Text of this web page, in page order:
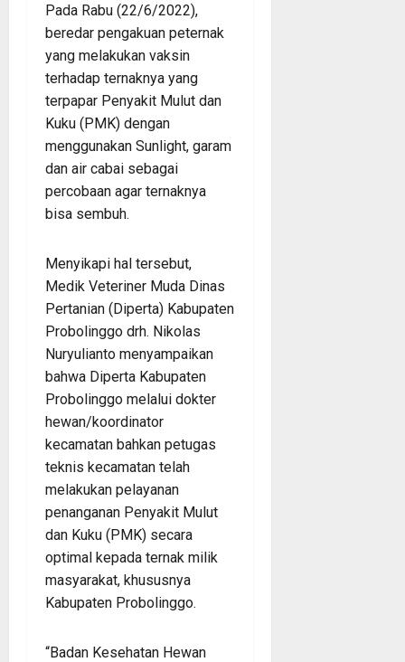
Pada Rabu (22/6/2022),
beredar pengakuan peternak
yang melakukan vaksin
terhadap ternaknya yang
terpapar Penyakit Mulut dan
Kuku (PMK) dengan
menggunakan Sunlight, garam
dan air cabai sebagai
percobaan agar ternaknya
bisa sembuh.
Menyikapi hal tersebut,
Medik Veteriner Muda Dinas
Pertanian (Diperta) Kabupaten
Probolinggo drh. Nikolas
Nuryulianto menyampaikan
bahwa Diperta Kabupaten
Probolinggo melalui dokter
hewan/koordinator
kecamatan bahkan petugas
teknis kecamatan telah
melakukan pelayanan
penanganan Penyakit Mulut
dan Kuku (PMK) secara
optimal kepada ternak milik
masyarakat, khususnya
Kabupaten Probolinggo.
“Badan Kesehatan Hewan